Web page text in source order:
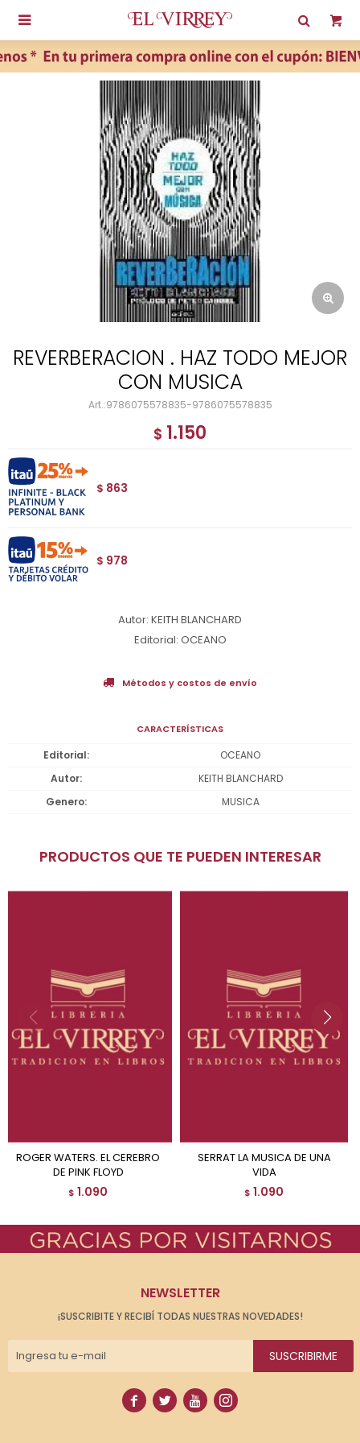

REVERBERACION . HAZ TODO MEJOR
CON MUSICA
9786075578835-9786075578835
$ 1.150
$ 863
$ 978
Autor: KEITH BLANCHARD
Editorial: OCEANO
Métodos y costos de envío
CARACTERÍSTICAS
Editorial
OCEANO
Autor
KEITH BLANCHARD
Genero
MUSICA
PRODUCTOS QUE TE PUEDEN INTERESAR
ROGER WATERS. EL CEREBRO
DE PINK FLOYD
$ 1.090
SERRAT LA MUSICA DE UNA
VIDA
$ 1.090
NEWSLETTER
¡SUSCRIBITE Y RECIBÍ TODAS NUESTRAS NOVEDADES!
SUSCRIBIRME
   